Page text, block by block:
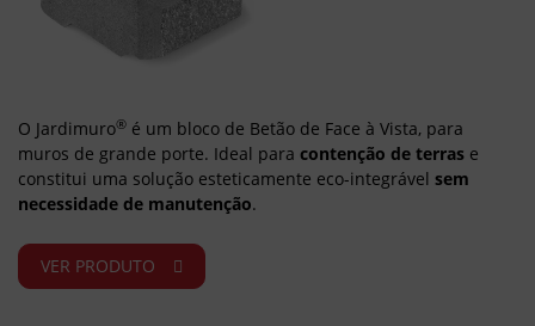
O Jardimuro® é um bloco de Betão de Face à Vista, para
muros de grande porte. Ideal para contenção de terras e
constitui uma solução esteticamente eco-integrável sem
necessidade de manutenção.
VER PRODUTO